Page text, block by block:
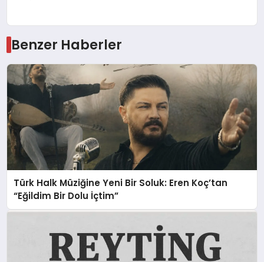
Benzer Haberler
Türk Halk Müziğine Yeni Bir Soluk: Eren Koç’tan
“Eğildim Bir Dolu İçtim”